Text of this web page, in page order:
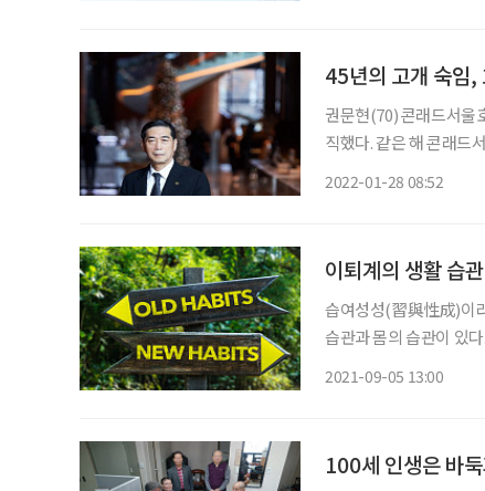
45년의 고개 숙임,
권문현(70) 콘래드서울
직했다. 같은 해 콘래드
2022-01-28 08:52
이퇴계의 생활 습관
습여성성(習與性成)이
습관과 몸의 습관이 있
2021-09-05 13:00
100세 인생은 바